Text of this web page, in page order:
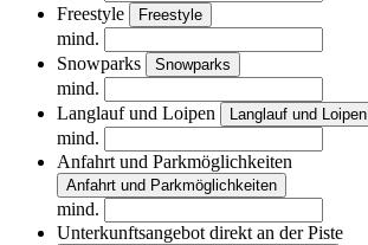
Freestyle
Freestyle
mind.
Snowparks
Snowparks
mind.
Langlauf und Loipen
Langlauf und Loipen
mind.
Anfahrt und Parkmöglichkeiten
Anfahrt und Parkmöglichkeiten
mind.
Unterkunftsangebot direkt an der Piste